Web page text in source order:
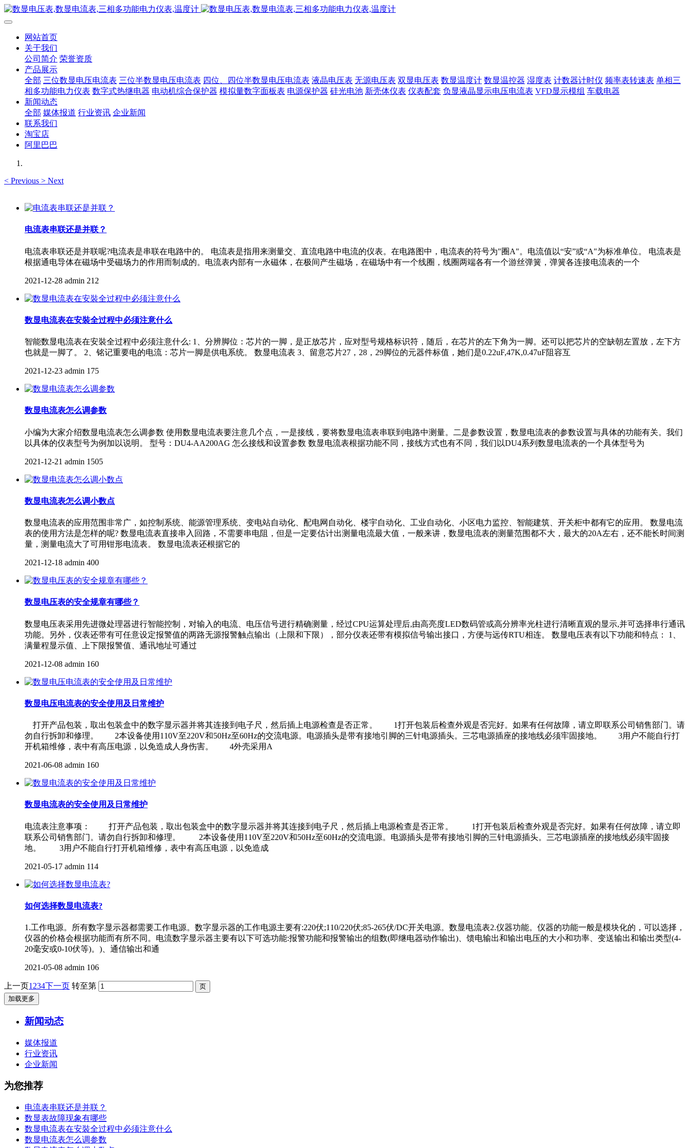
网站首页
关于我们
公司简介 荣誉资质
产品展示
全部 三位数显电压电流表 三位半数显电压电流表 四位、四位半数显电压电流表 液晶电压表 无源电压表 双显电压表 数显温度计 数显温控器 湿度表 计数器计时仪 频率表转速表 单相三
相多功能电力仪表 数字式热继电器 电动机综合保护器 模拟量数字面板表 电源保护器 硅光电池 新壳体仪表 仪表配套 负显液晶显示电压电流表 VFD显示模组 车载电器
新闻动态
全部 媒体报道 行业资讯 企业新闻
联系我们
淘宝店
阿里巴巴
< Previous > Next
电流表串联还是并联？
电流表串联还是并联呢?电流表是串联在电路中的。 电流表是指用来测量交、直流电路中电流的仪表。在电路图中，电流表的符号为"圈A"。电流值以“安”或“A"为标准单位。 电流表是
根据通电导体在磁场中受磁场力的作用而制成的。电流表内部有一永磁体，在极间产生磁场，在磁场中有一个线圈，线圈两端各有一个游丝弹簧，弹簧各连接电流表的一个
2021-12-28 admin 212
数显电流表在安裝全过程中必须注意什么
智能数显电流表在安裝全过程中必须注意什么: 1、分辨脚位：芯片的一脚，是正放芯片，应对型号规格标识符，随后，在芯片的左下角为一脚。还可以把芯片的空缺朝左置放，左下方
也就是一脚了。 2、铭记重要电的电流：芯片一脚是供电系统。 数显电流表 3、留意芯片27，28，29脚位的元器件标值，她们是0.22uF,47K,0.47uF阻容互
2021-12-23 admin 175
数显电流表怎么调参数
小编为大家介绍数显电流表怎么调参数 使用数显电流表要注意几个点，一是接线，要将数显电流表串联到电路中测量。二是参数设置，数显电流表的参数设置与具体的功能有关。我们
以具体的仪表型号为例加以说明。 型号：DU4-AA200AG 怎么接线和设置参数 数显电流表根据功能不同，接线方式也有不同，我们以DU4系列数显电流表的一个具体型号为
2021-12-21 admin 1505
数显电流表怎么调小数点
数显电流表的应用范围非常广，如控制系统、能源管理系统、变电站自动化、配电网自动化、楼宇自动化、工业自动化、小区电力监控、智能建筑、开关柜中都有它的应用。 数显电流
表的使用方法是怎样的呢? 数显电流表直接串入回路，不需要串电阻，但是一定要估计出测量电流最大值，一般来讲，数显电流表的测量范围都不大，最大的20A左右，还不能长时间测
量，测量电流大了可用钳形电流表。 数显电流表还根据它的
2021-12-18 admin 400
数显电压表的安全规章有哪些？
数显电压表采用先进微处理器进行智能控制，对输入的电流、电压信号进行精确测量，经过CPU运算处理后,由高亮度LED数码管或高分辨率光柱进行清晰直观的显示,并可选择串行通讯
功能。另外，仪表还带有可任意设定报警值的两路无源报警触点输出（上限和下限），部分仪表还带有模拟信号输出接口，方便与远传RTU相连。 数显电压表有以下功能和特点： 1、
满量程显示值、上下限报警值、通讯地址可通过
2021-12-08 admin 160
数显电压电流表的安全使用及日常维护
打开产品包装，取出包装盒中的数字显示器并将其连接到电子尺，然后插上电源检查是否正常。 1打开包装后检查外观是否完好。如果有任何故障，请立即联系公司销售部门。请
勿自行拆卸和修理。 2本设备使用110V至220V和50Hz至60Hz的交流电源。电源插头是带有接地引脚的三针电源插头。三芯电源插座的接地线必须牢固接地。 3用户不能自行打
开机箱维修，表中有高压电源，以免造成人身伤害。 4外壳采用A
2021-06-08 admin 160
数显电流表的安全使用及日常维护
电流表注意事项： 打开产品包装，取出包装盒中的数字显示器并将其连接到电子尺，然后插上电源检查是否正常。 1打开包装后检查外观是否完好。如果有任何故障，请立即
联系公司销售部门。请勿自行拆卸和修理。 2本设备使用110V至220V和50Hz至60Hz的交流电源。电源插头是带有接地引脚的三针电源插头。三芯电源插座的接地线必须牢固接
地。 3用户不能自行打开机箱维修，表中有高压电源，以免造成
2021-05-17 admin 114
如何选择数显电流表?
1.工作电源。所有数字显示器都需要工作电源。数字显示器的工作电源主要有:220伏;110/220伏;85-265伏/DC开关电源。数显电流表2.仪器功能。仪器的功能一般是模块化的，可以选择，
仪器的价格会根据功能而有所不同。电流数字显示器主要有以下可选功能:报警功能和报警输出的组数(即继电器动作输出)、馈电输出和输出电压的大小和功率、变送输出和输出类型(4-
20毫安或0-10伏等)。)、通信输出和通
2021-05-08 admin 106
上一页1 234下一页 转至第
加载更多
新闻动态
媒体报道
行业资讯
企业新闻
为您推荐
电流表串联还是并联？
数显表故障现象有哪些
数显电流表在安裝全过程中必须注意什么
数显电流表怎么调参数